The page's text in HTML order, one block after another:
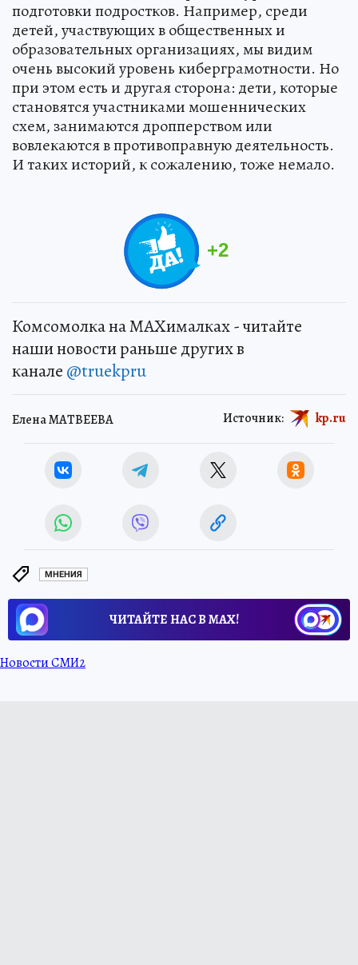
подготовки подростков. Например, среди
детей, участвующих в общественных и
образовательных организациях, мы видим
очень высокий уровень киберграмотности. Но
при этом есть и другая сторона: дети, которые
становятся участниками мошеннических
схем, занимаются дропперством или
вовлекаются в противоправную деятельность.
И таких историй, к сожалению, тоже немало.
+2
Комсомолка на MAXималках - читайте
наши новости раньше других в
канале @truekpru
Елена МАТВЕЕВА Источник: kp.ru
МНЕНИЯ
ЧИТАЙТЕ НАС В МАХ!
Новости СМИ2